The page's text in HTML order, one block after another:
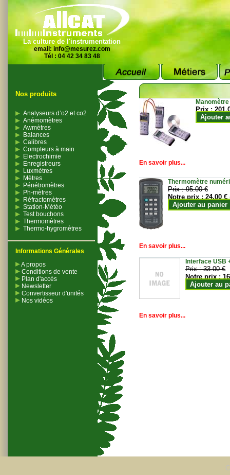
La culture de l'instrumentation
email: info@mesurez.com
Tél : 04 42 34 83 48
Nos produits
Analyseurs d’o2 et co2
Anémomètres
Awmètres
Balances
Calibres
Compteurs à main
Electrochimie
Enregistreurs
Luxmètres
Mètres
Pénétromètres
Ph-mètres
Réfractomètres
Station-Météo
Test bouchons
Thermomètres
Thermo-hygromètres
Informations Générales
A propos
Conditions de vente
Plan d'accès
Newsletter
Convertisseur d'unités
Nos vidéos
Prix :
Ajouter
En savoir plus...
Thermomètre
Prix :95.00 €
Notre prix :24.00 €
Ajouter au panier
En savoir plus...
Interface USB
Prix :33.00 €
Notre prix :
Ajouter au
En savoir plus...